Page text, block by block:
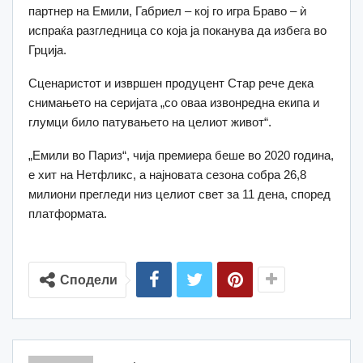
партнер на Емили, Габриел – кој го игра Браво – ѝ
испраќа разгледница со која ја поканува да избега во
Грција.
Сценаристот и извршен продуцент Стар рече дека
снимањето на серијата „со оваа извонредна екипа и
глумци било патувањето на целиот живот“.
„Емили во Париз“, чија премиера беше во 2020 година,
е хит на Нетфликс, а најновата сезона собра 26,8
милиони прегледи низ целиот свет за 11 дена, според
платформата.
Сподели